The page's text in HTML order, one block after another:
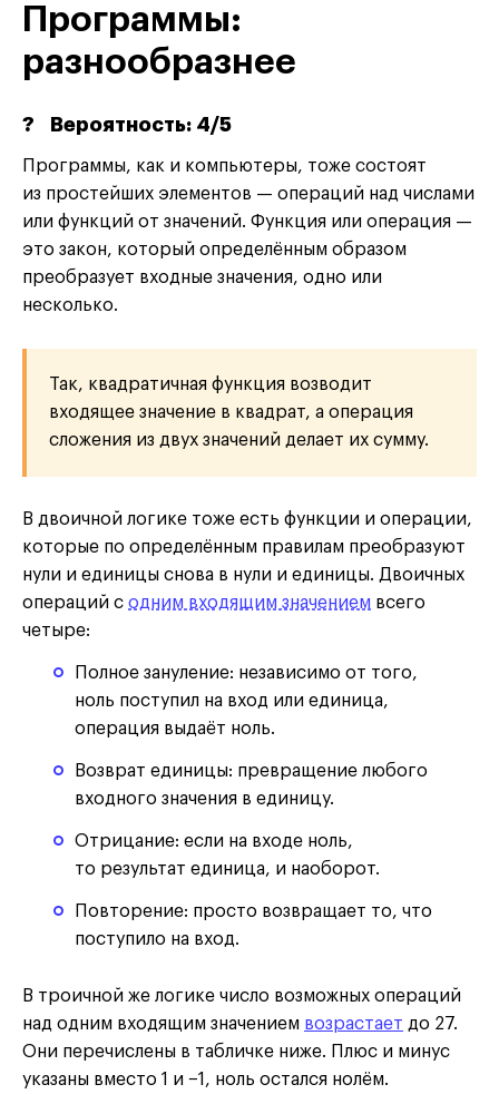
Программы:
разнообразнее
? Вероятность: 4/5
Программы, как и компьютеры, тоже состоят
из простейших элементов — операций над числами
или функций от значений. Функция или операция —
это закон, который определённым образом
преобразует входные значения, одно или
несколько.
Так, квадратичная функция возводит
входящее значение в квадрат, а операция
сложения из двух значений делает их сумму.
В двоичной логике тоже есть функции и операции,
которые по определённым правилам преобразуют
нули и единицы снова в нули и единицы. Двоичных
операций с одним входящим значением всего
четыре:
Полное зануление: независимо от того,
ноль поступил на вход или единица,
операция выдаёт ноль.
Возврат единицы: превращение любого
входного значения в единицу.
Отрицание: если на входе ноль,
то результат единица, и наоборот.
Повторение: просто возвращает то, что
поступило на вход.
В троичной же логике число возможных операций
над одним входящим значением возрастает до 27.
Они перечислены в табличке ниже. Плюс и минус
указаны вместо 1 и −1, ноль остался нолём.